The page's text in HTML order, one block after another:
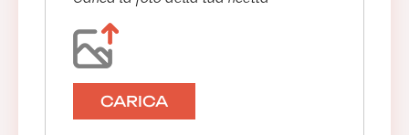
CARICA